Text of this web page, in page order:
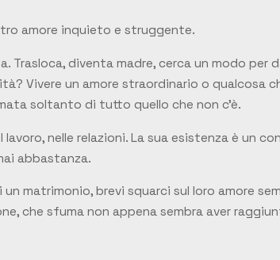
amore inquieto e struggente.
Trasloca, diventa madre, cerca un modo per
Vivere un amore straordinario o qualcosa
soltanto di tutto quello che non c’è.
nelle relazioni. La sua esistenza è un
abbastanza.
matrimonio, brevi squarci sul loro amore
che sfuma non appena sembra aver